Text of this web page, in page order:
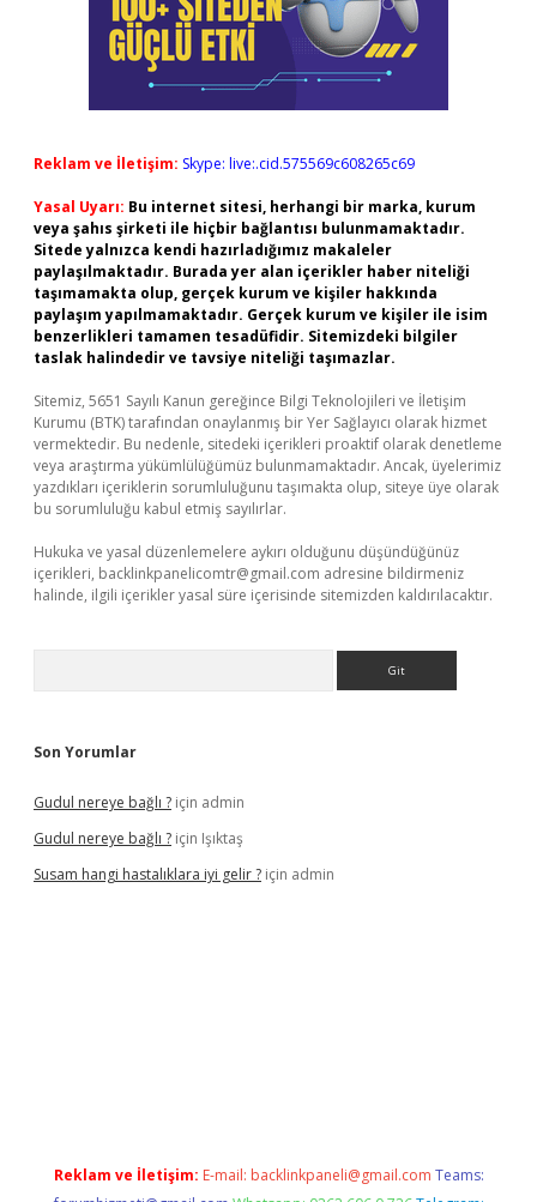
Reklam ve İletişim: Skype: live:.cid.575569c608265c69
Yasal Uyarı: Bu internet sitesi, herhangi bir marka, kurum
veya şahıs şirketi ile hiçbir bağlantısı bulunmamaktadır.
Sitede yalnızca kendi hazırladığımız makaleler
paylaşılmaktadır. Burada yer alan içerikler haber niteliği
taşımamakta olup, gerçek kurum ve kişiler hakkında
paylaşım yapılmamaktadır. Gerçek kurum ve kişiler ile isim
benzerlikleri tamamen tesadüfidir. Sitemizdeki bilgiler
taslak halindedir ve tavsiye niteliği taşımazlar.
Sitemiz, 5651 Sayılı Kanun gereğince Bilgi Teknolojileri ve İletişim
Kurumu (BTK) tarafından onaylanmış bir Yer Sağlayıcı olarak hizmet
vermektedir. Bu nedenle, sitedeki içerikleri proaktif olarak denetleme
veya araştırma yükümlülüğümüz bulunmamaktadır. Ancak, üyelerimiz
yazdıkları içeriklerin sorumluluğunu taşımakta olup, siteye üye olarak
bu sorumluluğu kabul etmiş sayılırlar.
Hukuka ve yasal düzenlemelere aykırı olduğunu düşündüğünüz
içerikleri, backlinkpanelicomtr@gmail.com adresine bildirmeniz
halinde, ilgili içerikler yasal süre içerisinde sitemizden kaldırılacaktır.
Son Yorumlar
Gudul nereye bağlı ? için admin
Gudul nereye bağlı ? için Işıktaş
Susam hangi hastalıklara iyi gelir ? için admin
Reklam ve İletişim: E-mail: backlinkpaneli@gmail.com Teams: